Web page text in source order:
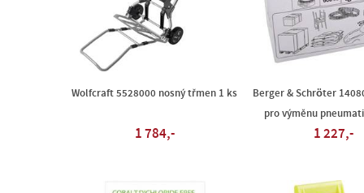
Wolfcraft 5528000 nosný třmen 1 ks
1 784,-
Berger & Schröter
pro výměnu
1 227,-